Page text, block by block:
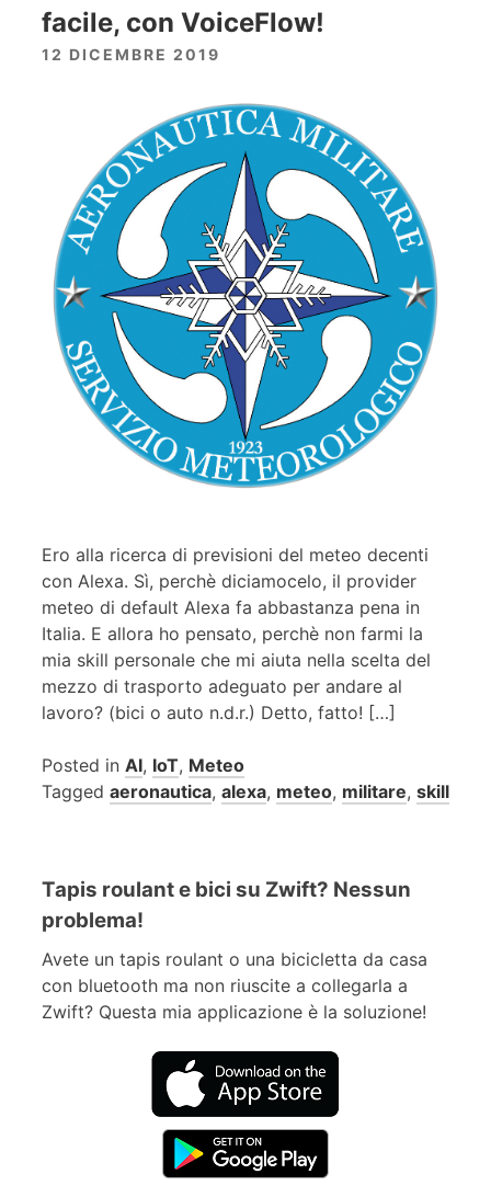
facile, con VoiceFlow!
12 DICEMBRE 2019
Ero alla ricerca di previsioni del meteo decenti
con Alexa. Sì, perchè diciamocelo, il provider
meteo di default Alexa fa abbastanza pena in
Italia. E allora ho pensato, perchè non farmi la
mia skill personale che mi aiuta nella scelta del
mezzo di trasporto adeguato per andare al
lavoro? (bici o auto n.d.r.) Detto, fatto! […]
Posted in AI, IoT, Meteo
Tagged aeronautica, alexa, meteo, militare, skill
Tapis roulant e bici su Zwift? Nessun
problema!
Avete un tapis roulant o una bicicletta da casa
con bluetooth ma non riuscite a collegarla a
Zwift? Questa mia applicazione è la soluzione!